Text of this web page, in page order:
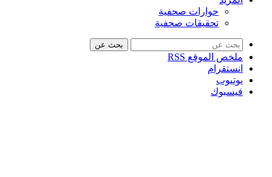
حوارات صحفية
تحقيقات صحفية
بحث عن
ملخص الموقع RSS
انستقرام
يوتيوب
فيسبوك